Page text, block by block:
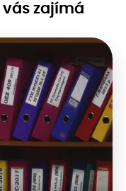
zajímá